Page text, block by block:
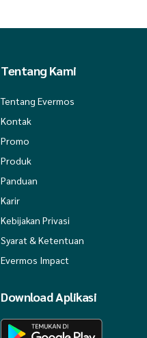
Tentang Kami
Tentang Evermos
Kontak
Promo
Produk
Panduan
Karir
Kebijakan Privasi
Syarat & Ketentuan
Evermos Impact
Download Aplikasi